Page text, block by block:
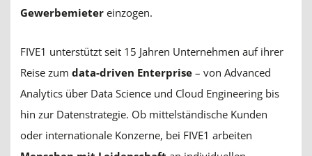
Gewerbemieter einzogen.
FIVE1 unterstützt seit 15 Jahren Unternehmen auf ihrer
Reise zum data-driven Enterprise – von Advanced
Analytics über Data Science und Cloud Engineering bis
hin zur Datenstrategie. Ob mittelständische Kunden
oder internationale Konzerne, bei FIVE1 arbeiten